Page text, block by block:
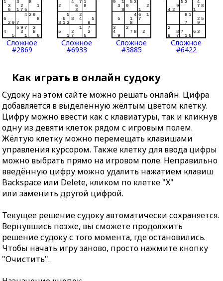
Сложное
#2869
Сложное
#6933
Сложное
#3885
Сложное
#6422
Как играть в онлайн судоку
Судоку на этом сайте можно решать онлайн. Цифра
добавляется в выделенную жёлтым цветом клетку.
Цифру можно ввести как с клавиатуры, так и кликнув
одну из девяти клеток рядом с игровым полем.
Жёлтую клетку можно перемещать клавишами
управления курсором. Также клетку для ввода цифры
можно выбрать прямо на игровом поле. Неправильно
введённую цифру можно удалить нажатием клавиш
Backspace или Delete, кликом по клетке "X"
или заменить другой цифрой.
Текущее решение судоку автоматически сохраняется.
Вернувшись позже, вы сможете продолжить
решение судоку с того момента, где остановились.
Чтобы начать игру заново, просто нажмите кнопку
"Очистить".